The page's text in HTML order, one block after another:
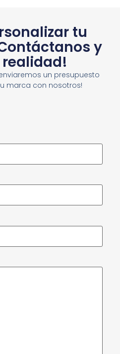
tu
y
un presupuesto
marca con nosotros!